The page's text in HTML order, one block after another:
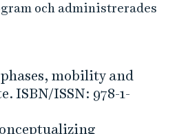
och administrerades
mobility and
ISBN/ISSN: 978-1-